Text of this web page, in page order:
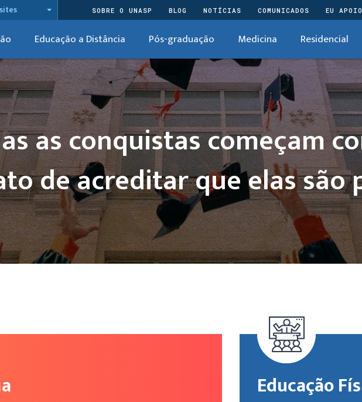
SOBRE O UNASP BLOG NOTÍCIAS COMUNICADOS EU APOIO
Educação a Distância Pós-graduação Medicina Residencial
as conquistas começam
de acreditar que elas são
Educação